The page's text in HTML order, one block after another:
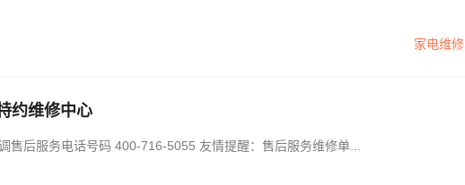
家电维修
约维修中心
约克空调24小时服务电话-统一客服电话 约克空调售后服务电话号码 400-716-5055 友情提醒：售后服务维修单...